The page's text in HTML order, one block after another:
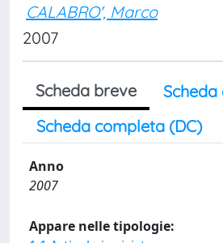
CALABRO', Marco
2007
Scheda breve
Scheda completa (DC)
Anno
2007
Appare nelle tipologie: